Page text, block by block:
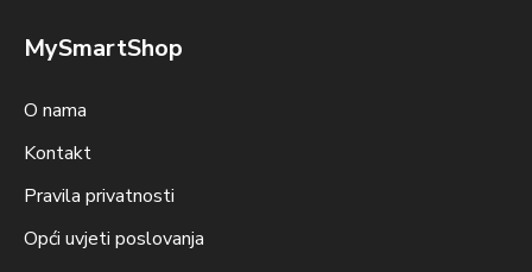
MySmartShop
O nama
Kontakt
Pravila privatnosti
Opći uvjeti poslovanja